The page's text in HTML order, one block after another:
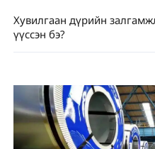
Хувилгаан дүрийн
үүссэн бэ?